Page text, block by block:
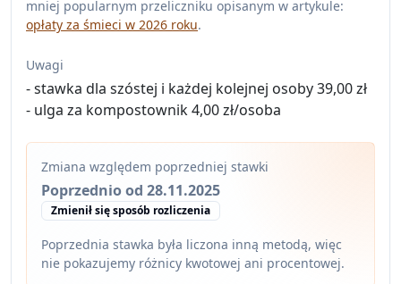
mniej popularnym przeliczniku opisanym w artykule:
opłaty za śmieci w 2026 roku.
Uwagi
- stawka dla szóstej i każdej kolejnej osoby 39,00 zł
- ulga za kompostownik 4,00 zł/osoba
Zmiana względem poprzedniej stawki
Poprzednio od 28.11.2025
Zmienił się sposób rozliczenia
Poprzednia stawka była liczona inną metodą, więc
nie pokazujemy różnicy kwotowej ani procentowej.